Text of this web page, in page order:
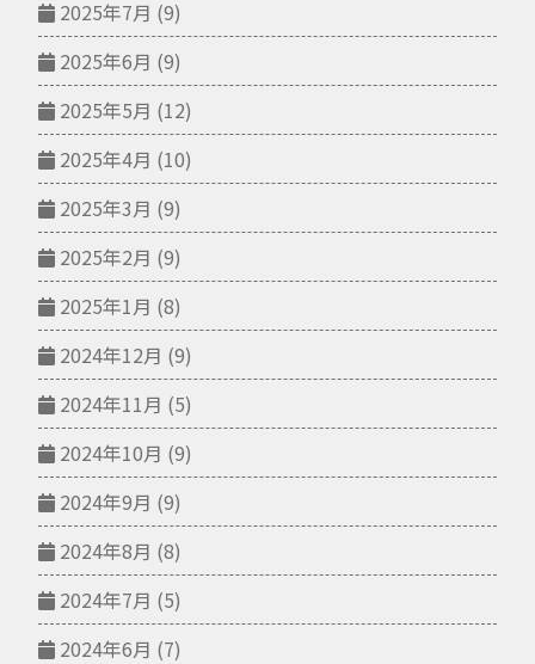
2025年7月 (9)
2025年6月 (9)
2025年5月 (12)
2025年4月 (10)
2025年3月 (9)
2025年2月 (9)
2025年1月 (8)
2024年12月 (9)
2024年11月 (5)
2024年10月 (9)
2024年9月 (9)
2024年8月 (8)
2024年7月 (5)
2024年6月 (7)